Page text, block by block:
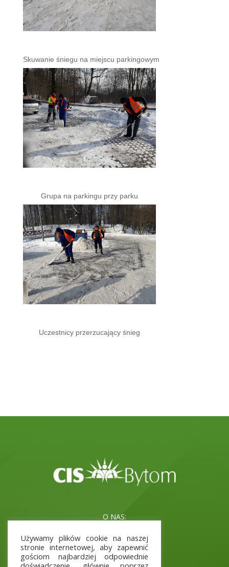
Skuwanie śniegu na miejscu parkingowym
Grupa na parkingu przy parku
Uczestnicy przerzucający śnieg
O NAS:
Kadra
Aktualne Projekty
Używamy plików cookie na naszej
stronie internetowej, aby zapewnić
gościom najbardziej odpowiednie